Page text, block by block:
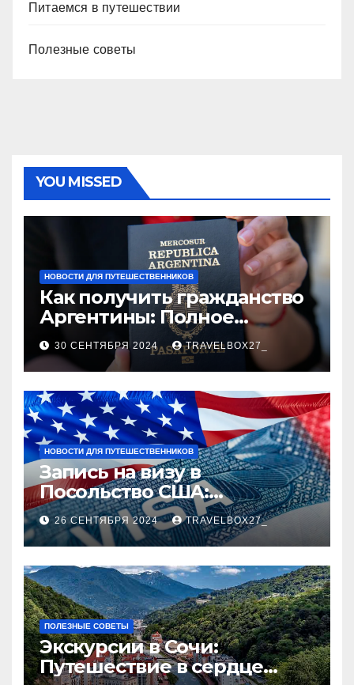
Питаемся в путешествии
Полезные советы
YOU MISSED
НОВОСТИ ДЛЯ ПУТЕШЕСТВЕННИКОВ
Как получить гражданство
Аргентины: Полное
руководство
30 СЕНТЯБРЯ 2024 TRAVELBOX27_
НОВОСТИ ДЛЯ ПУТЕШЕСТВЕННИКОВ
Запись на визу в
Посольство США:
Пошаговое руководство
26 СЕНТЯБРЯ 2024 TRAVELBOX27_
ПОЛЕЗНЫЕ СОВЕТЫ
Экскурсии в Сочи:
Путешествие в сердце